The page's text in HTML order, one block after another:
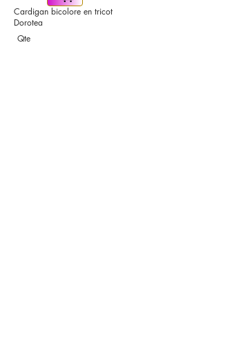
Cardigan bicolore en tricot
Dorotea
Qte